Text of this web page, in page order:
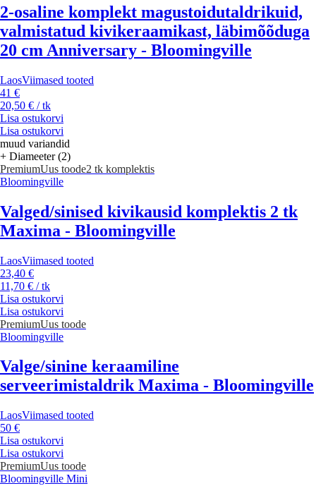
2-osaline komplekt magustoidutaldrikuid,
valmistatud kivikeraamikast, läbimõõduga
20 cm Anniversary - Bloomingville
LaosViimased tooted
41 €
20,50 € / tk
Lisa ostukorvi
Lisa ostukorvi
muud variandid
+ Diameeter (2)
PremiumUus toode2 tk komplektis
Bloomingville
Valged/sinised kivikausid komplektis 2 tk
Maxima - Bloomingville
LaosViimased tooted
23,40 €
11,70 € / tk
Lisa ostukorvi
Lisa ostukorvi
PremiumUus toode
Bloomingville
Valge/sinine keraamiline
serveerimistaldrik Maxima - Bloomingville
LaosViimased tooted
50 €
Lisa ostukorvi
Lisa ostukorvi
PremiumUus toode
Bloomingville Mini